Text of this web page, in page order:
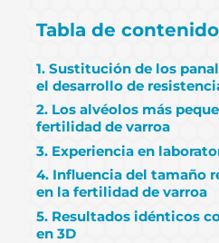
Tabla de
1. Sustitución de los
el desarrollo de
2. Los alvéolos más
fertilidad de varroa
3. Experiencia en
4. Influencia del tamaño
en la fertilidad de varroa
5. Resultados idénticos
en 3D